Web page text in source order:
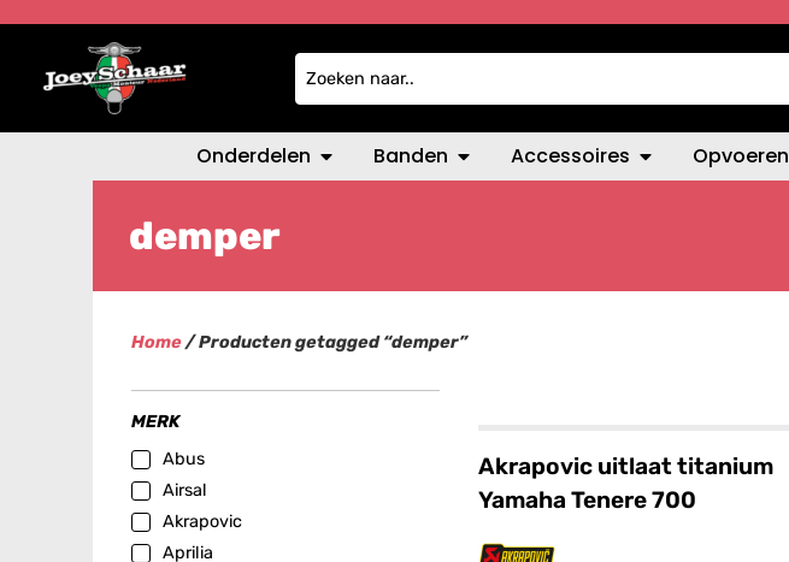
Onderdelen Banden Accessoires Opvoeren
demper
Home/ Producten getagged “demper”
MERK
Abus
Airsal
Akrapovic
Aprilia
Akrapovic uitlaat titanium
Yamaha Tenere 700